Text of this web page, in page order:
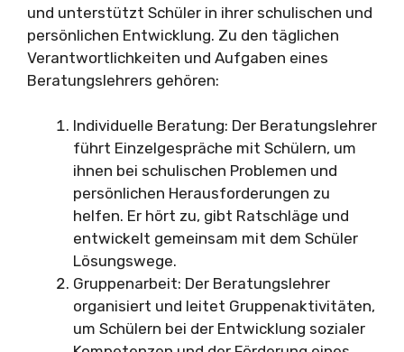
und unterstützt Schüler in ihrer schulischen und
persönlichen Entwicklung. Zu den täglichen
Verantwortlichkeiten und Aufgaben eines
Beratungslehrers gehören:
Individuelle Beratung: Der Beratungslehrer
führt Einzelgespräche mit Schülern, um
ihnen bei schulischen Problemen und
persönlichen Herausforderungen zu
helfen. Er hört zu, gibt Ratschläge und
entwickelt gemeinsam mit dem Schüler
Lösungswege.
Gruppenarbeit: Der Beratungslehrer
organisiert und leitet Gruppenaktivitäten,
um Schülern bei der Entwicklung sozialer